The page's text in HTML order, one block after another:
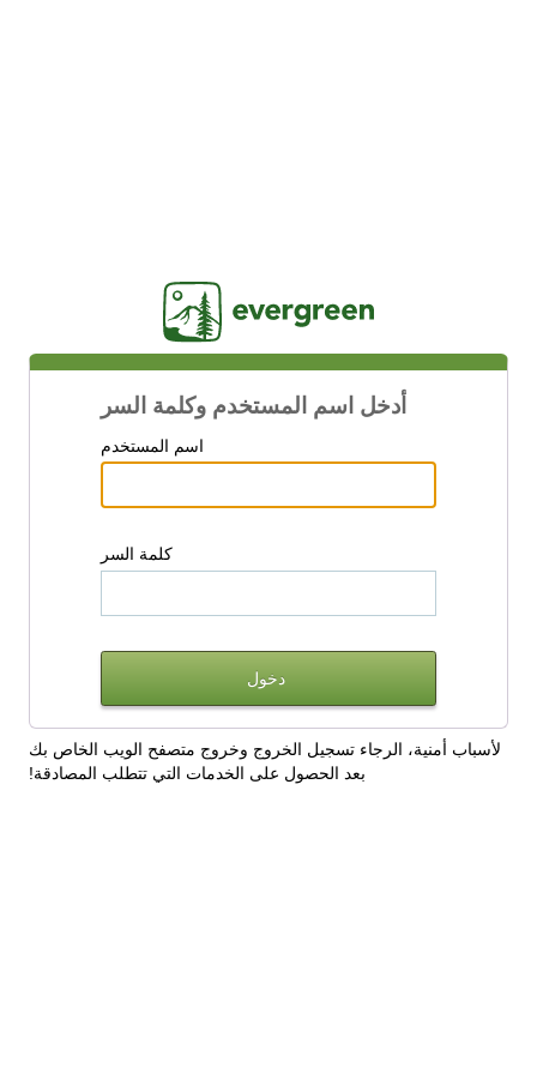
أدخل اسم المستخدم وكلمة السر
اسم المستخدم
كلمة السر
لأسباب أمنية، الرجاء تسجيل الخروج وخروج متصفح الويب الخاص بك
بعد الحصول على الخدمات التي تتطلب المصادقة!